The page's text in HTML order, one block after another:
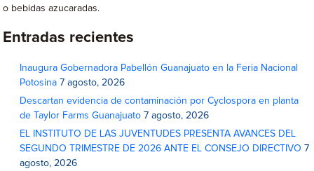
o bebidas azucaradas.
Entradas recientes
Inaugura Gobernadora Pabellón Guanajuato en la Feria Nacional
Potosina 7 agosto, 2026
Descartan evidencia de contaminación por Cyclospora en planta
de Taylor Farms Guanajuato 7 agosto, 2026
EL INSTITUTO DE LAS JUVENTUDES PRESENTA AVANCES DEL
SEGUNDO TRIMESTRE DE 2026 ANTE EL CONSEJO DIRECTIVO 7
agosto, 2026